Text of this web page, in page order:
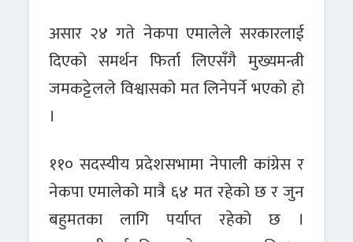
असार २४ गते नेकपा एमालेले सरकारलाई
दिएको समर्थन फिर्ता लिएसँगै मुख्यमन्त्री
जमकट्टेलले विश्वासको मत लिनेपर्ने भएको हो
।
११० सदस्यीय प्रदेशसभामा नेपाली कांग्रेस र
नेकपा एमालेको मात्रै ६४ मत रहेको छ र जुन
बहुमतका लागि पर्याप्त रहेको छ ।